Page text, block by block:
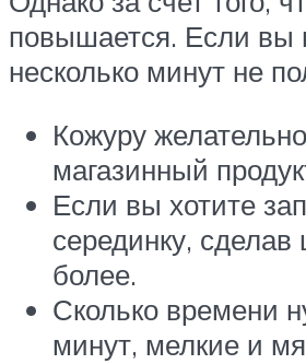
повышается. Если вы
несколько минут не
Кожуру
магазинный
Если вы хотите
серединку,
более.
Сколько времени
минут, мелкие и